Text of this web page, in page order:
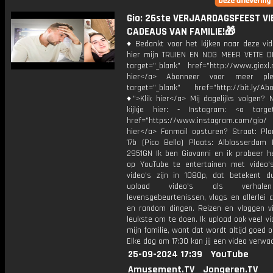
Gio: 26ste VERJAARDAGSFEEST
CADEAUS VAN FAMILIE!🎁
♦ Bedankt voor het kijken naar deze
hier mijn TRUIEN EN NOG MEER VETTE
target="_blank" href="http://
hier</a> Abonneer voor meer
target="_blank" href="http://bit.ly/
♦">Klik hier</a> Mij dagelijks volgen?
kijkje hier: - Instagram: <a
href="https://www.instagram.com/
hier</a> Fanmail opsturen? Straat:
17b (Pico Bello) Plaats: Alblasserdam
2951GN Ik ben Giovanni en ik probeer
op YouTube te entertainen met
video's zijn in 1080p, dat betekent
upload video's als
levensgebeurtenissen, vlogs en allerlei
en random dingen. Reizen en vloggen
leukste om te doen. Ik upload ook veel
mijn familie, want dat wordt altijd goed
Elke dag om 17:30 kan jij een video
25-09-2024 17:39
YouTube
Amusement.TV
Jongeren.TV